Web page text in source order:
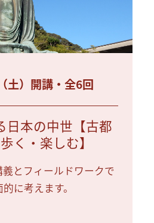
土）開講・全6回
日本の中世【古都
く・楽しむ】
とフィールドワークで
に考えます。